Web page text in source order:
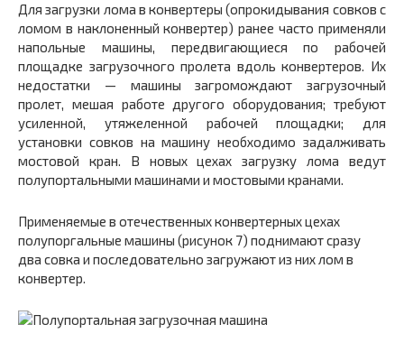
Для загрузки лома в конвертеры (опрокидывания совков с
ломом в наклоненный конвертер) ранее часто применяли
напольные машины, передвигающиеся по рабочей
площадке загрузочного пролета вдоль конвертеров. Их
недостатки — машины загромождают загрузочный
пролет, мешая работе другого оборудования; требуют
усиленной, утяжеленной рабочей площадки; для
установки совков на машину необходимо задалживать
мостовой кран. В новых цехах загрузку лома ведут
полупортальными машинами и мостовыми кранами.
Применяемые в отечественных конвертерных цехах
полупоргальные машины (рисунок 7) поднимают сразу
два совка и последовательно загружают из них лом в
конвертер.